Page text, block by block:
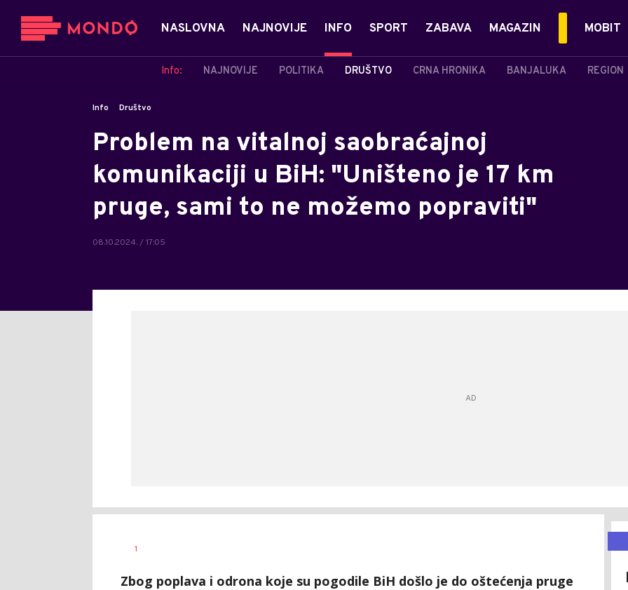
NASLOVNA NAJNOVIJE INFO
Info: NAJNOVIJE POLITIKA DRUŠTVO CRNA HRONIKA BANJALUKA REGION
SPORT ZABAVA MAGAZIN MOBIT
Info Društvo
Problem na vitalnoj saobraćajnoj
komunikaciji u BiH: "Uništeno je 17 km
pruge, sami to ne možemo popraviti"
08.10.2024. / 17:05
AUTOR
1
Zbog poplava i odrona koje su pogodile BiH došlo je do oštećenja pruge